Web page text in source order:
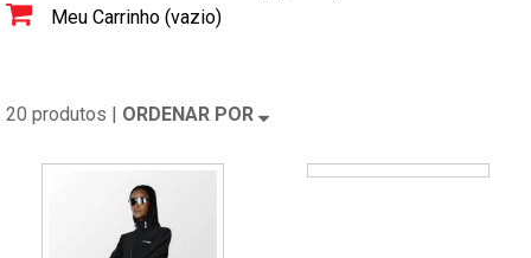
Meu Carrinho (vazio)
20 produtos | ORDENAR POR